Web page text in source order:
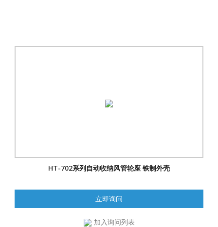
HT-702系列自动收纳风管轮座 铁制外壳
立即询问
加入询问列表